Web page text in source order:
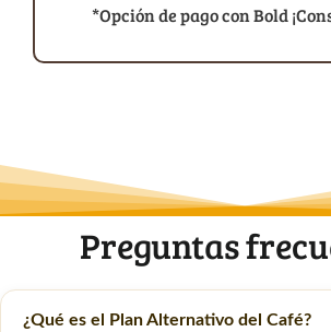
*Opción de pago con Bold
Preguntas
¿Qué es el Plan Alternativo del Café?